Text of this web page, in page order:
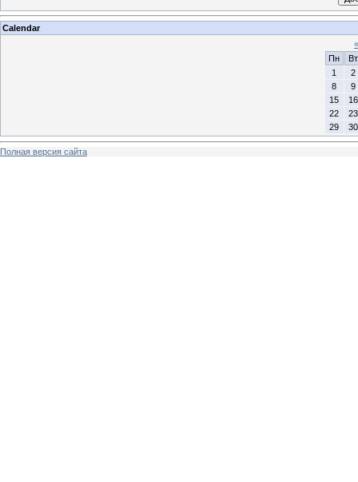
Calendar
«
Пн
Вт
1
2
8
9
15
16
22
23
29
30
Полная версия сайта